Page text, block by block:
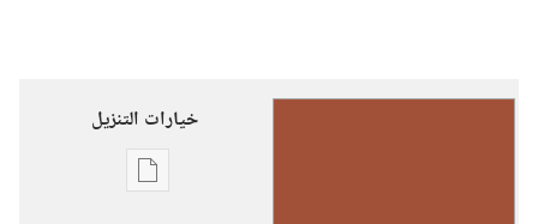
خيارات التنزيل
خيارات